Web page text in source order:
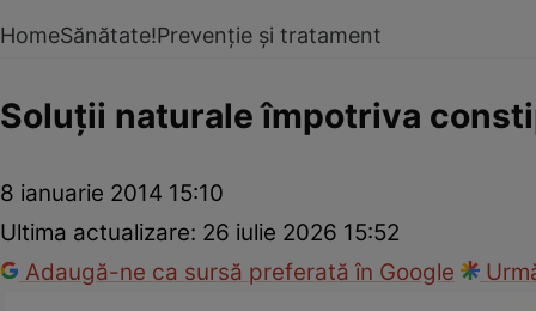
HomeSănătate!Prevenție și tratament
Soluţii naturale împotriva
8 ianuarie 2014 15:10
Ultima actualizare: 26 iulie 2026 15:52
Adaugă-ne ca sursă preferată în Google